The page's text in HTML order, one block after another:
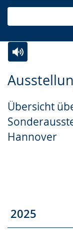
Übersicht
Hannover
Leichten
Sprache
wechseln.
Audio-
Unterstützung.
Video
in
Deutscher
wird
2025